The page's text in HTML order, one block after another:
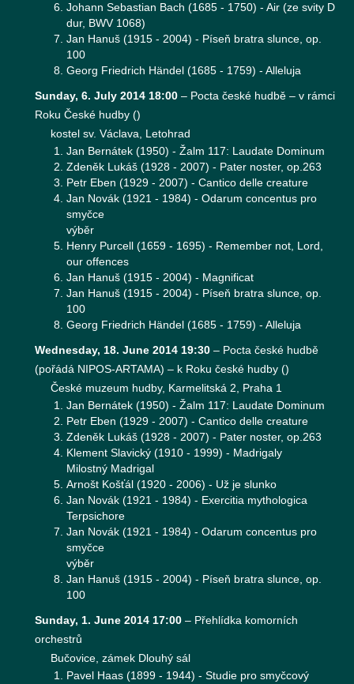
Johann Sebastian Bach (1685 - 1750) - Air (ze svity D
dur, BWV 1068)
Jan Hanuš (1915 - 2004) - Píseň bratra slunce, op.
100
Georg Friedrich Händel (1685 - 1759) - Alleluja
Sunday, 6. July 2014 18:00 – Pocta české hudbě – v rámci
Roku České hudby ()
kostel sv. Václava, Letohrad
Jan Bernátek (1950) - Žalm 117: Laudate Dominum
Zdeněk Lukáš (1928 - 2007) - Pater noster, op.263
Petr Eben (1929 - 2007) - Cantico delle creature
Jan Novák (1921 - 1984) - Odarum concentus pro
smyčce
výběr
Henry Purcell (1659 - 1695) - Remember not, Lord,
our offences
Jan Hanuš (1915 - 2004) - Magnificat
Jan Hanuš (1915 - 2004) - Píseň bratra slunce, op.
100
Georg Friedrich Händel (1685 - 1759) - Alleluja
Wednesday, 18. June 2014 19:30 – Pocta české hudbě
(pořádá NIPOS-ARTAMA) – k Roku české hudby ()
České muzeum hudby, Karmelitská 2, Praha 1
Jan Bernátek (1950) - Žalm 117: Laudate Dominum
Petr Eben (1929 - 2007) - Cantico delle creature
Zdeněk Lukáš (1928 - 2007) - Pater noster, op.263
Klement Slavický (1910 - 1999) - Madrigaly
Milostný Madrigal
Arnošt Košťál (1920 - 2006) - Už je slunko
Jan Novák (1921 - 1984) - Exercitia mythologica
Terpsichore
Jan Novák (1921 - 1984) - Odarum concentus pro
smyčce
výběr
Jan Hanuš (1915 - 2004) - Píseň bratra slunce, op.
100
Sunday, 1. June 2014 17:00 – Přehlídka komorních
orchestrů
Bučovice, zámek Dlouhý sál
Pavel Haas (1899 - 1944) - Studie pro smyčcový